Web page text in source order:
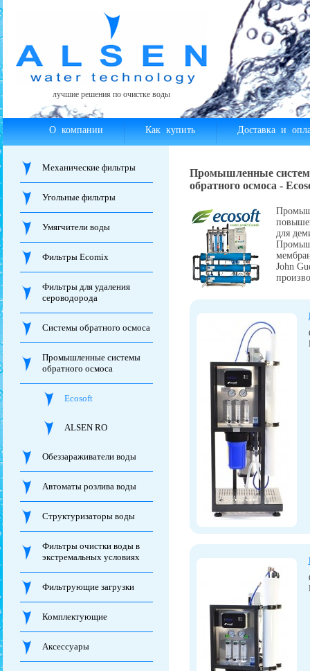
лучшие решения по очистке воды
О компании Как купить Доставка и
Механические фильтры
Угольные фильтры
Умягчители воды
Фильтры Ecomix
Фильтры для удаления
сероводорода
Системы обратного осмоса
Промышленные системы
обратного осмоса
Ecosoft
ALSEN RO
Обеззараживатели воды
Автоматы розлива воды
Структуризаторы воды
Фильтры очистки воды в
экстремальных условиях
Фильтрующие загрузки
Комплектующие
Аксессуары
Промышленные
обратного осмоса -
для
John